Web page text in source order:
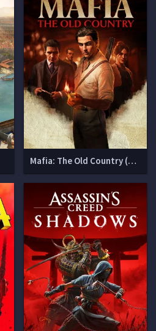
Mafia: The Old Country (Мафия 4)